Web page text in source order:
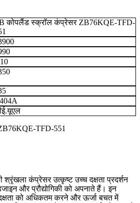
कोपलैंड स्क्रॉल कंप्रेसर ZB76KQE-TFD-
श्रृंखला कंप्रेसर उत्कृष्ट उच्च दक्षता प्रदर्शन
और प्रौद्योगिकी को अपनाते हैं। इन
को अधिकतम करने और ऊर्जा बचत में